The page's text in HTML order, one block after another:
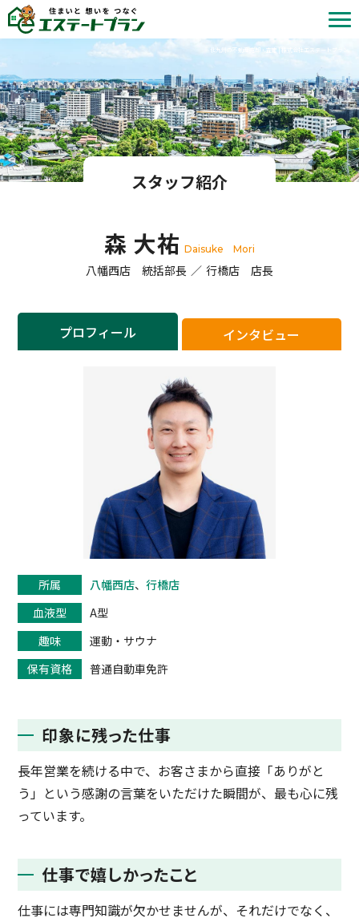
北九州の不動産売却・査定 | 株式会社エステートプラン
スタッフ紹介
森 大祐 Daisuke Mori
八幡西店 統括部長 行橋店 店長
プロフィール インタビュー
所属 八幡西店、行橋店
血液型
A型
趣味
運動・サウナ
保有資格
普通自動車免許
印象に残った仕事
長年営業を続ける中で、お客さまから直接「ありがと
う」という感謝の言葉をいただけた瞬間が、最も心に残
っています。
仕事で嬉しかったこと
仕事には専門知識が欠かせませんが、それだけでなく、